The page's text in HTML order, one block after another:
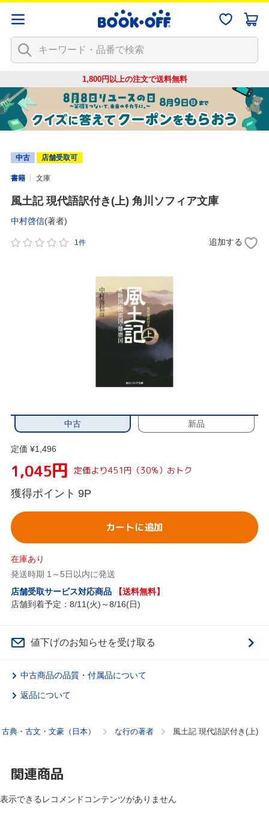
1,800円以上の注文で送料無料
中古 店舗受取可
書籍 文庫
風土記 現代語訳付き(上) 角川ソフィア文庫
中村啓信(著者)
1件 追加する
中古 新品
定価 ¥1,496
1,045円 定価より451円（30%）おトク
獲得ポイント 9P
カートに追加
在庫あり
発送時期 1～5日以内に発送
店舗受取サービス対応商品
【送料無料】
店舗到着予定：8/11(火)～8/16(日)
値下げのお知らせを受け取る
中古商品の品質・付属品について
返品について
古典・古文・文豪（日本） な行の著者 風土記 現代語訳付き(上)
関連商品
表示できるレコメンドコンテンツがありません